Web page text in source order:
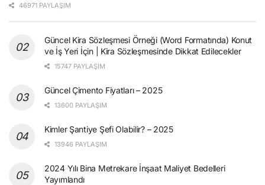
46971 PAYLAŞIM
Güncel Kira Sözleşmesi Örneği (Word Formatında) Konut
ve İş Yeri İçin | Kira Sözleşmesinde Dikkat Edilecekler
15747 PAYLAŞIM
Güncel Çimento Fiyatları – 2025
13600 PAYLAŞIM
Kimler Şantiye Şefi Olabilir? – 2025
13946 PAYLAŞIM
2024 Yılı Bina Metrekare İnşaat Maliyet Bedelleri
Yayımlandı